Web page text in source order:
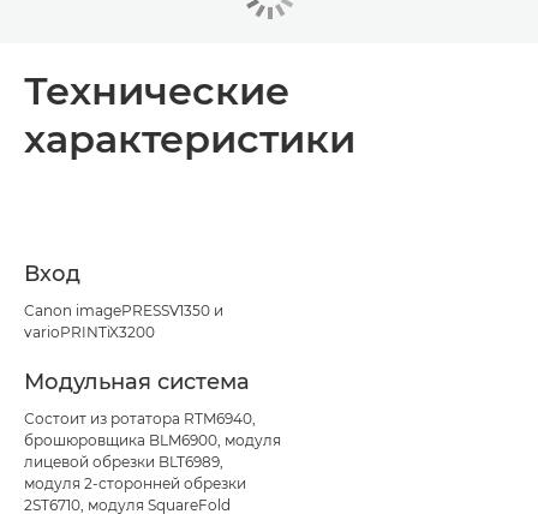
Технические
характеристики
Вход
Canon imagePRESSV1350 и
varioPRINTiX3200
Модульная система
Состоит из ротатора RTM6940,
брошюровщика BLM6900, модуля
лицевой обрезки BLT6989,
модуля 2-сторонней обрезки
2ST6710, модуля SquareFold